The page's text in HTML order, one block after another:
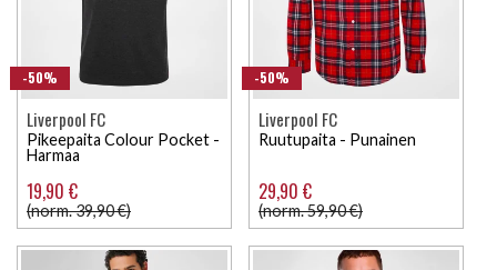
-50%
Liverpool FC
Pikeepaita Colour Pocket -
Harmaa
19,90 €
(norm. 39,90 €)
-50%
Liverpool FC
Ruutupaita - Punainen
29,90 €
(norm. 59,90 €)